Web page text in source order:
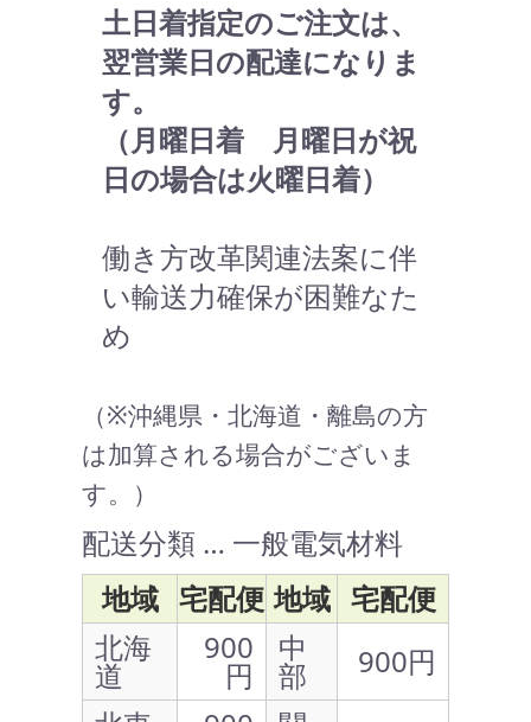
土日着指定のご注文は、
翌営業日の配達になりま
す。
（月曜日着 月曜日が祝
日の場合は火曜日着）
働き方改革関連法案に伴
い輸送力確保が困難なた
め
（※沖縄県・北海道・離島の方
は加算される場合がございま
す。）
配送分類 … 一般電気材料
地域 宅配便 地域 宅配便
北海
道
900
円
中
部
900円